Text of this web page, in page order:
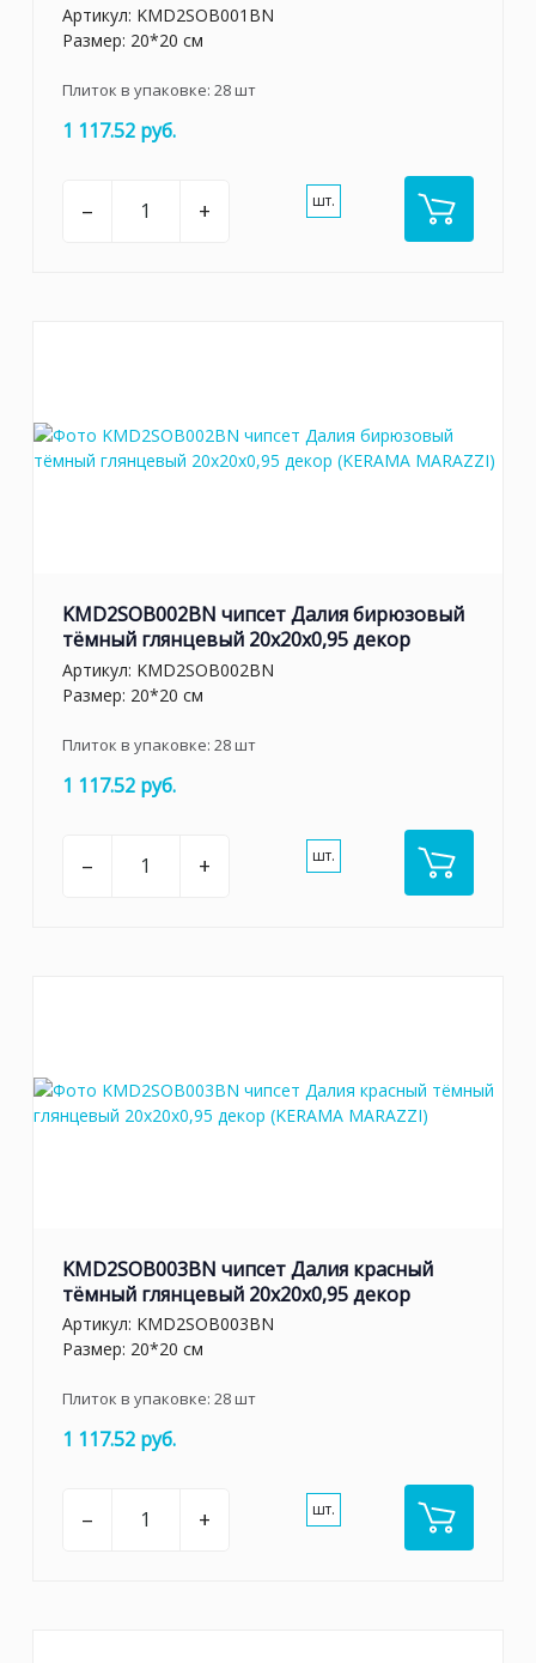
Артикул: KMD2SOB001BN
Размер: 20*20 см
Плиток в упаковке: 28шт
1 117.52 руб.
– + шт.
KMD2SOB002BN чипсет Далия бирюзовый
тёмный глянцевый 20x20x0,95 декор
Артикул: KMD2SOB002BN
Размер: 20*20 см
Плиток в упаковке: 28шт
1 117.52 руб.
– + шт.
KMD2SOB003BN чипсет Далия красный
тёмный глянцевый 20x20x0,95 декор
Артикул: KMD2SOB003BN
Размер: 20*20 см
Плиток в упаковке: 28шт
1 117.52 руб.
– + шт.